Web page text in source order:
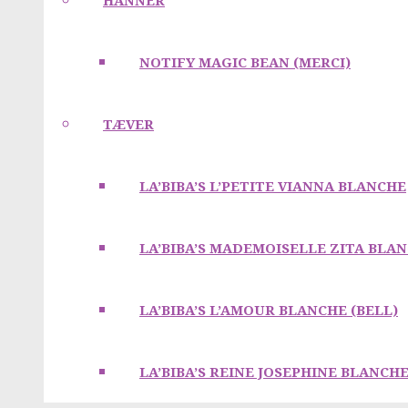
NOTIFY MAGIC BEAN (MERCI)
TÆVER
LA’BIBA’S L’PETITE VIANNA BLANCHE
LA’BIBA’S MADEMOISELLE ZITA
LA’BIBA’S L’AMOUR BLANCHE (BELL)
LA’BIBA’S REINE JOSEPHINE BLANCHE